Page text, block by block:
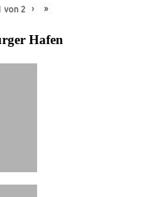
von 2 › »
Hafen